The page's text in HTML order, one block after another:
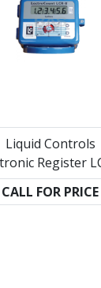
Liquid Controls
Register
CALL FOR PRICE